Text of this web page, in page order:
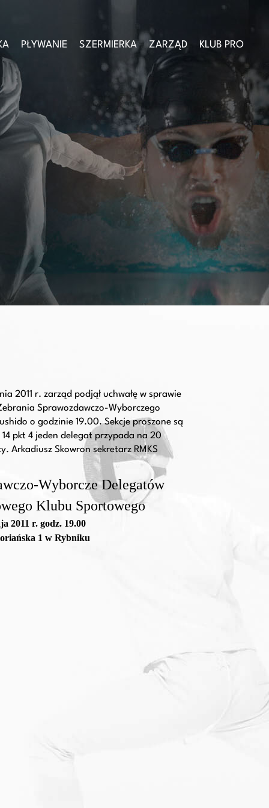
PŁYWANIE SZERMIERKA ZARZĄD KLUB PRO
2011 r. zarząd podjął uchwałę w sprawie
Sprawozdawczo-Wyborczego
o godzinie 19.00. Sekcje proszone są
pkt 4 jeden delegat przypada na 20
Arkadiusz Skowron sekretarz RMKS
Wyborcze Delegatów
Klubu Sportowego
2011 r. godz. 19.00
1 w Rybniku